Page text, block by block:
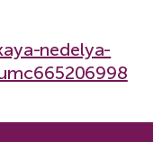
nedelya-